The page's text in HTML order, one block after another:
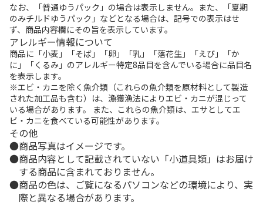
なお、「普通ゆうパック」の場合は表示しません。また、「夏期
のみチルドゆうパック」などとなる場合は、記号での表示はせ
ず、商品内容欄にその旨を表示しています。
アレルギー情報について
商品に「小麦」「そば」「卵」「乳」「落花生」「えび」「か
に」「くるみ」のアレルギー特定8品目を含んでいる場合に品目名
を表示します。
※エビ・カニを除く魚介類（これらの魚介類を原材料として製造
された加工品も含む）は、漁獲漁法によりエビ・カニが混じって
いる場合があります。 また、これらの魚介類は、エサとしてエ
ビ・カニを食べている可能性があります。
その他
商品写真はイメージです。
商品内容として記載されていない「小道具類」はお届け
する商品に含まれておりません。
商品の色は、ご覧になるパソコンなどの環境により、実
際と異なる場合があります。